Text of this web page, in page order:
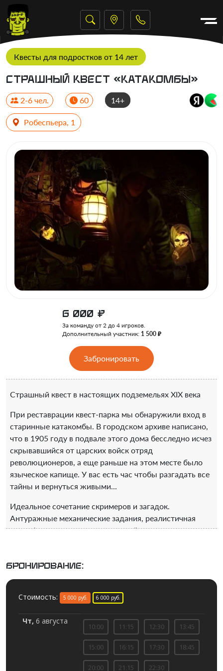
Квесты для подростков от 14 лет
Страшный квест «Катакомбы»
2-6 чел. 60 14+
Робеспьера, 1
6 000 ₽
За команду от 2 до 4 игроков.
Дополнительный участник: 1 500 ₽
Забронировать
Страшный квест в настоящих подземельях XIX века
При реставрации квест-парка мы обнаружили вход в
старинные катакомбы. В городском архиве написано,
что в 1905 году в подвале этого дома бесследно исчез
скрывавшийся от царских войск отряд
революционеров, а еще раньше на этом месте было
языческое капище. У вас есть час чтобы разгадать все
тайны и вернуться живыми...
Идеальное сочетание скримеров и загадок.
Антуражные механические задания, реалистичная
атмосфера старинных подземелий и несколько
Активность: Умеренные
Подходит для:
Выпускной
Без повода / Развлечься
Бронирование:
Стоимость: 5 000 руб. 6 000 руб.
Чт, 6 августа
10:00 11:15 12:30 13:45
15:00 16:15 17:30 18:45
20:00 21:15 22:30